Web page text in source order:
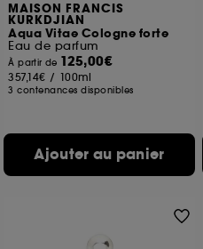
MAISON FRANCIS
KURKDJIAN
Aqua Vitae Cologne forte
Eau de parfum
À partir de 125,00€
357,14€ / 100ml
3 contenances disponibles
Ajouter au panier